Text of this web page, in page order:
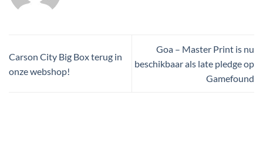
Carson City Big Box terug in
onze webshop!
Goa – Master Print is nu
beschikbaar als late pledge op
Gamefound